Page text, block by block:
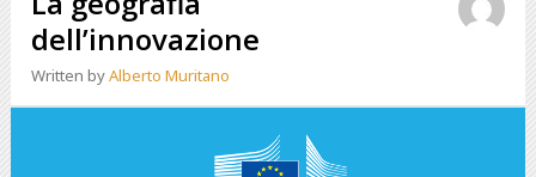
dell’innovazione
Written byAlberto Muritano